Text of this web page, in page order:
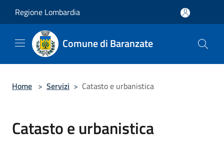
Regione Lombardia
Comune di Baranzate
Home > Servizi > Catasto e urbanistica
Catasto e urbanistica